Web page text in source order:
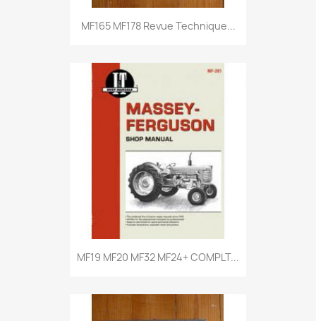
MF165 MF178 Revue Technique...
MF19 MF20 MF32 MF24+ COMPLT...